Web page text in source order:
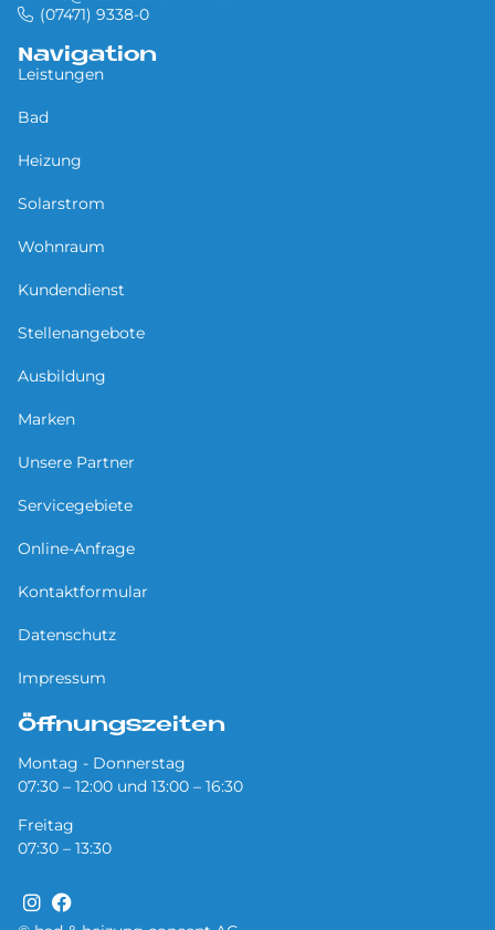
(07471) 9338-0
Navigation
Leistungen
Bad
Heizung
Solarstrom
Wohnraum
Kundendienst
Stellenangebote
Ausbildung
Marken
Unsere Partner
Servicegebiete
Online-Anfrage
Kontaktformular
Datenschutz
Impressum
Öffnungszeiten
Montag - Donnerstag
07:30 – 12:00 und 13:00 – 16:30
Freitag
07:30 – 13:30